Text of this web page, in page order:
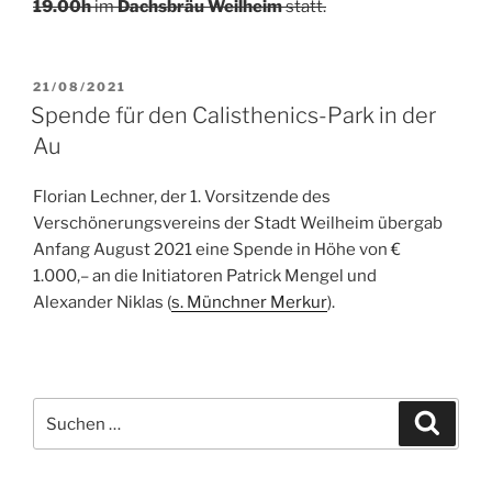
19.00himDachsbräu Weilheimstatt.
VERÖFFENTLICHT
AM
21/08/2021
Spende für den Calisthenics-Park in der
Au
Florian Lechner, der 1. Vorsitzende des
Verschönerungsvereins der Stadt Weilheim übergab
Anfang August 2021 eine Spende in Höhe von €
1.000,– an die Initiatoren Patrick Mengel und
Alexander Niklas (s. Münchner Merkur).
nach: